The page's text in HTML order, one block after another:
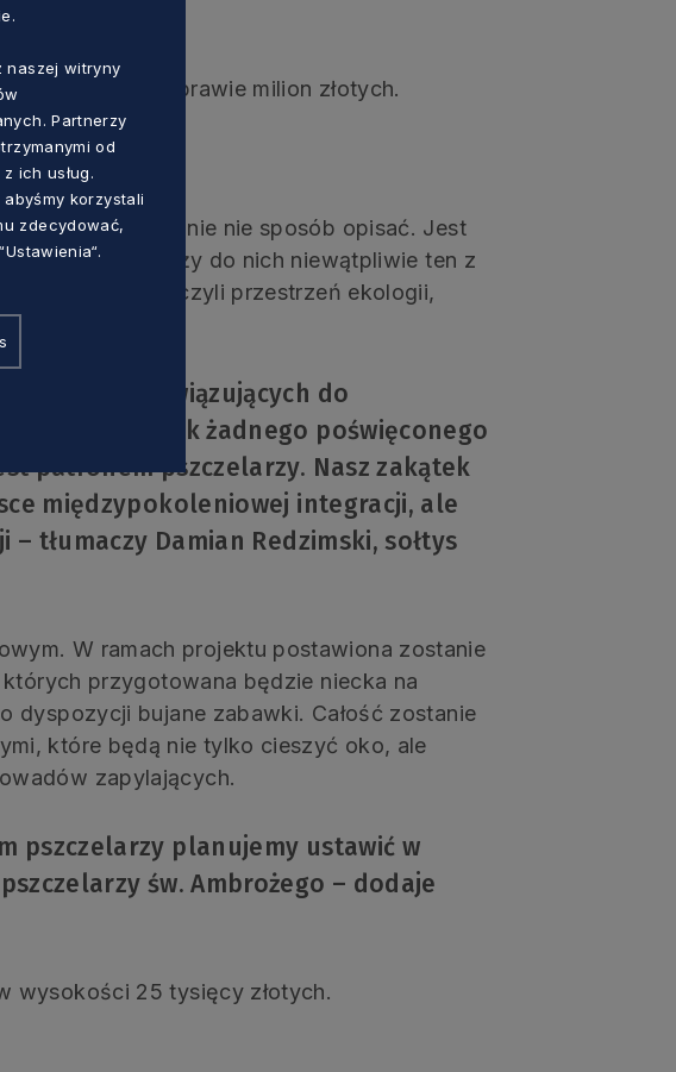
wynosiła prawie milion złotych.
dofinansowanie nie sposób opisać. Jest
się. Należy do nich niewątpliwie ten z
Zakątek”, czyli przestrzeń ekologii,
miejsc nawiązujących do
mamy jednak żadnego poświęconego
patronem pszczelarzy. Nasz zakątek
międzypokoleniowej integracji, ale
tłumaczy Damian Redzimski, sołtys
W ramach projektu postawiona zostanie
przygotowana będzie niecka na
dyspozycji bujane zabawki. Całość zostanie
które będą nie tylko cieszyć oko, ale
zapylających.
pszczelarzy planujemy ustawić w
św. Ambrożego – dodaje
wysokości 25 tysięcy złotych.
naszej witryny
Partnerzy
od
ich usług.
korzystali
zdecydować,